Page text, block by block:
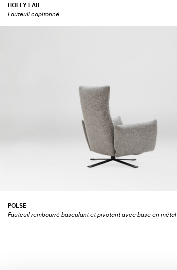
HOLLY FAB
Fauteuil capitonné
POLSE
Fauteuil rembourré basculant et pivotant avec base en métal